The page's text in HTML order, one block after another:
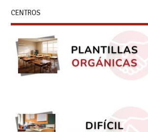
CENTROS